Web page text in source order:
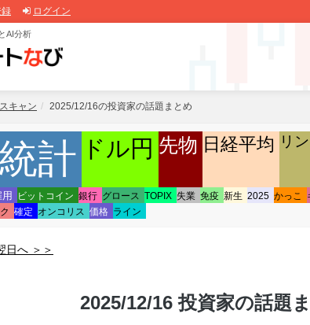
ログイン
AI分析
キャン 2025/12/16の投資家の話題まとめ
計 ドル円 先物 日経平均 リ
用 ビットコイン 銀行 グロース TOPIX 失業 免疫 新生 2025 かっこ
確定 オンコリス 価格 ライン
日へ ＞＞
2025/12/16 投資家の話題